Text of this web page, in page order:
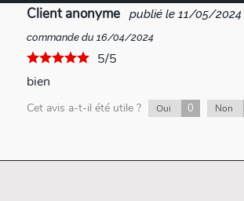
Client anonyme publié le 11/05/2024
commande du 16/04/2024
5/5
bien
Cet avis a-t-il été utile ? Oui 0 Non